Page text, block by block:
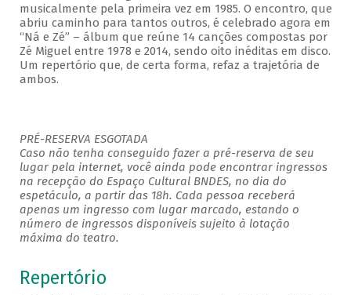
musicalmente pela primeira vez em 1985. O encontro, que
abriu caminho para tantos outros, é celebrado agora em
“Ná e Zé” – álbum que reúne 14 canções compostas por
Zé Miguel entre 1978 e 2014, sendo oito inéditas em disco.
Um repertório que, de certa forma, refaz a trajetória de
ambos.
PRÉ-RESERVA ESGOTADA
Caso não tenha conseguido fazer a pré-reserva de seu
lugar pela internet, você ainda pode encontrar ingressos
na recepção do Espaço Cultural BNDES, no dia do
espetáculo, a partir das 18h. Cada pessoa receberá
apenas um ingresso com lugar marcado, estando o
número de ingressos disponíveis sujeito à lotação
máxima do teatro.
Repertório